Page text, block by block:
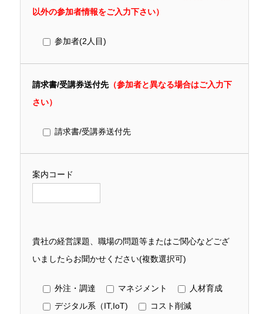
以外の参加者情報をご入力下さい）
参加者(2人目)
請求書/受講券送付先（参加者と異なる場合はご入力下
さい）
請求書/受講券送付先
案内コード
貴社の経営課題、職場の問題等またはご関心などござ
いましたらお聞かせください(複数選択可)
外注・調達 マネジメント
人材育成
デジタル系（IT,IoT)
コスト削減